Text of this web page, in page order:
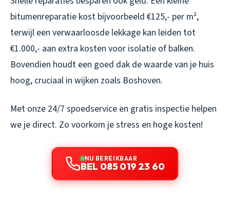
bitumenreparatie kost bijvoorbeeld €125,- per m²,
terwijl een verwaarloosde lekkage kan leiden tot
€1.000,- aan extra kosten voor isolatie of balken.
Bovendien houdt een goed dak de waarde van je huis
hoog, cruciaal in wijken zoals Boshoven.
Met onze 24/7 spoedservice en gratis inspectie helpen
we je direct. Zo voorkom je stress en hoge kosten!
NU BEREIKBAAR
BEL 085 019 23 60